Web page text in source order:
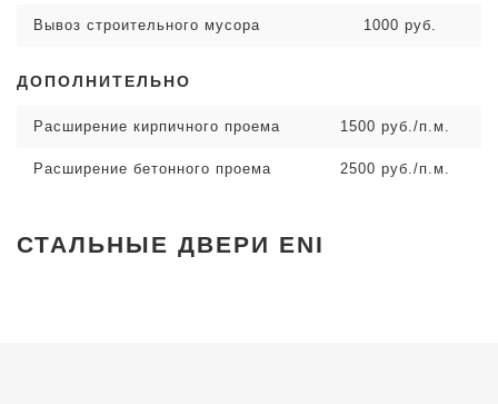
Вывоз строительного мусора 1000 руб.
ДОПОЛНИТЕЛЬНО
Расширение кирпичного проема 1500 руб./п.м.
Расширение бетонного проема 2500 руб./п.м.
СТАЛЬНЫЕ ДВЕРИ ENI